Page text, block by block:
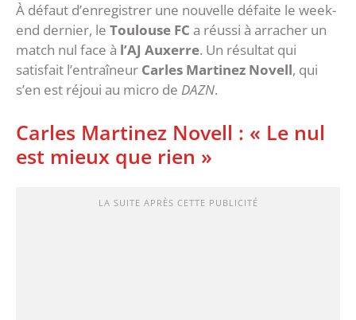
À défaut d’enregistrer une nouvelle défaite le week-
end dernier, le Toulouse FC a réussi à arracher un
match nul face à l’AJ Auxerre. Un résultat qui
satisfait l’entraîneur Carles Martinez Novell, qui
s’en est réjoui au micro de DAZN.
Carles Martinez Novell : « Le nul
est mieux que rien »
LA SUITE APRÈS CETTE PUBLICITÉ